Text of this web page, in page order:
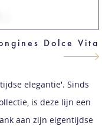
Dolce Vita
elegantie'. Sinds
is deze lijn een
aan zijn eigentijdse